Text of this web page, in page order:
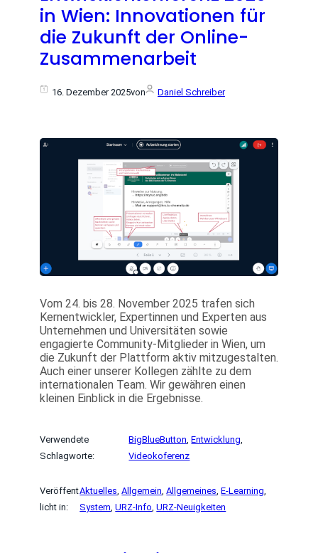
in Wien: Innovationen für
die Zukunft der Online-
Zusammenarbeit
16. Dezember 2025von Daniel Schreiber
Vom 24. bis 28. November 2025 trafen sich
Kernentwickler, Expertinnen und Experten aus
Unternehmen und Universitäten sowie
engagierte Community-Mitglieder in Wien, um
die Zukunft der Plattform aktiv mitzugestalten.
Auch einer unserer Kollegen zählte zu dem
internationalen Team. Wir gewähren einen
kleinen Einblick in die Ergebnisse.
Verwendete
Schlagworte:
BigBlueButton, Entwicklung
Videokoferenz
Veröffent
licht in:
Aktuelles, Allgemein, Allgemeines, E-Learning
System, URZ-Info, URZ-Neuigkeiten